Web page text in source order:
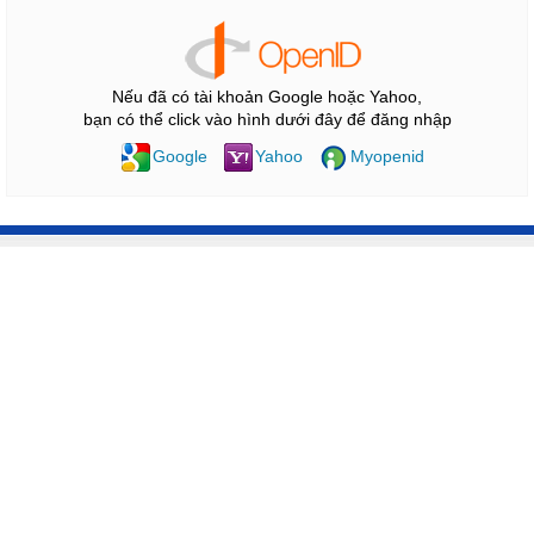
Nếu đã có tài khoản Google hoặc Yahoo,
bạn có thể click vào hình dưới đây để đăng nhập
Google
Yahoo Myopenid